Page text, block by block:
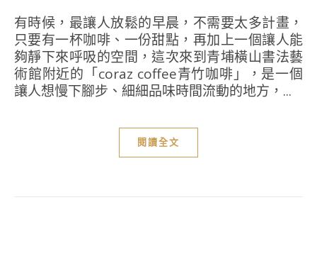
有時候，最讓人放鬆的早晨，不需要太多計畫，
只要有一杯咖啡、一份甜點，再加上一個讓人能
夠靜下來呼吸的空間，這次來到青埔橫山書法藝
術館附近的「coraz coffee青竹咖啡」，是一個
讓人想慢下腳步、細細品味時間流動的地方，...
閱讀全文